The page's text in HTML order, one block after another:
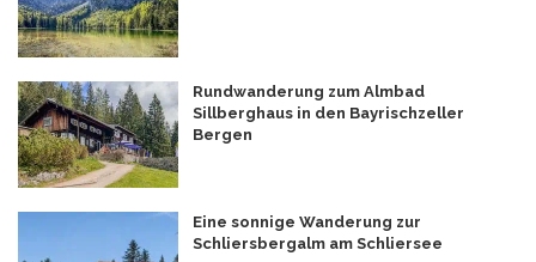
Rundwanderung zum Almbad
Sillberghaus in den Bayrischzeller
Bergen
Eine sonnige Wanderung zur
Schliersbergalm am Schliersee